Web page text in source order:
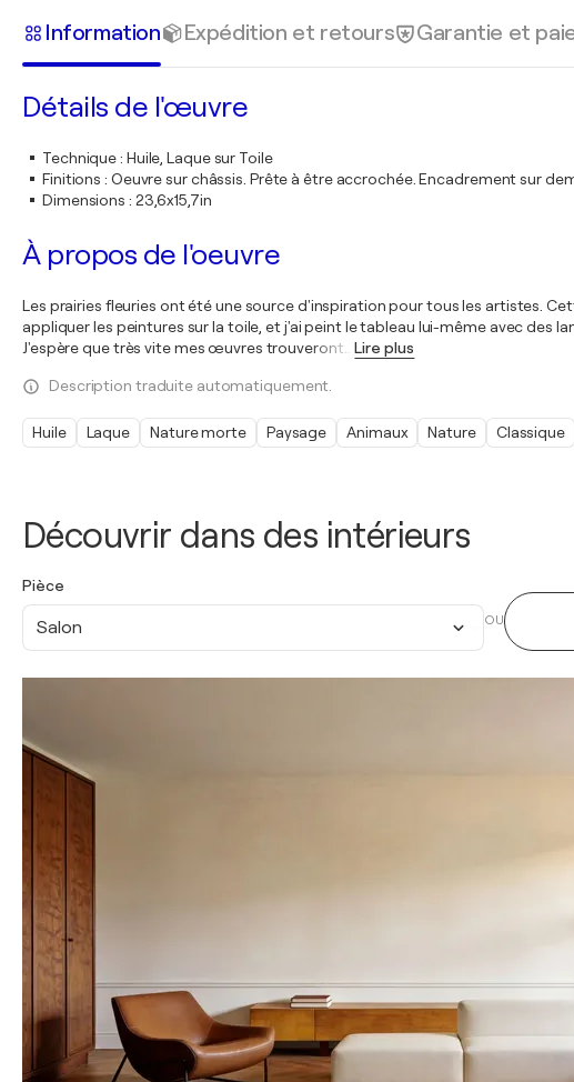
Découvrir dans des intérieurs
Pièce
Salon OU
Information Expédition et retours Garantie et
Détails de l'œuvre
Technique: Huile, Laque sur Toile
Finitions : Oeuvre sur châssis. Prête à être accrochée. Encadrement sur
Dimensions : 23,6x15,7in
À propos de l'oeuvre
Les prairies fleuries ont été une source d'inspiration pour tous les artistes.
appliquer les peintures sur la toile, et j'ai peint le tableau lui-même avec des
J'espère que très vite mes œuvres trouveront
Lire plus
Description traduite automatiquement.
Huile Laque Nature morte Paysage Animaux Nature Classique